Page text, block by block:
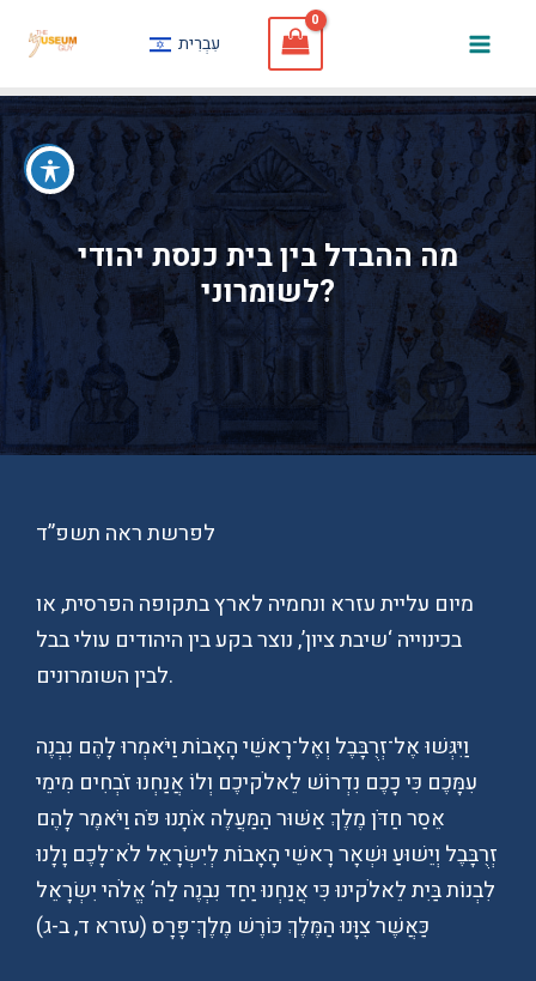
content
עִבְרִית
מה ההבדל בין בית כנסת יהודי
לשומרוני?
לפרשת ראה תשפ”ד
מיום עליית עזרא ונחמיה לארץ בתקופה הפרסית, או
בכינוייה ‘שיבת ציון’, נוצר בקע בין היהודים עולי בבל
לבין השומרונים.
וַיִּגְּשׁוּ אֶל־זְרֻבָּבֶל וְאֶל־רָאשֵׁי הָאָבוֹת וַיֹּאמְרוּ לָהֶם נִבְנֶה
עִמָּכֶם כִּי כָכֶם נִדְרוֹשׁ לֵאלֹקיכֶם וְלוֹ אֲנַחְנוּ זֹבְחִים מִימֵי
אֵסַר חַדֹּן מֶלֶךְ אַשּׁוּר הַמַּעֲלֶה אֹתָנוּ פֹּה׃ וַיֹּאמֶר לָהֶם
זְרֻבָּבֶל וְיֵשׁוּעַ וּשְׁאָר רָאשֵׁי הָאָבוֹת לְיִשְׂרָאֵל לֹא־לָכֶם וָלָנוּ
לִבְנוֹת בַּיִת לֵאלֹקינוּ כִּי אֲנַחְנוּ יַחַד נִבְנֶה לַה’ אֱלֹהי יִשְׂרָאֵל
כַּאֲשֶׁר צִוָּנוּ הַמֶּלֶךְ כּוֹרֶשׁ מֶלֶךְ־פָּרָס׃ (עזרא ד, ב-ג)